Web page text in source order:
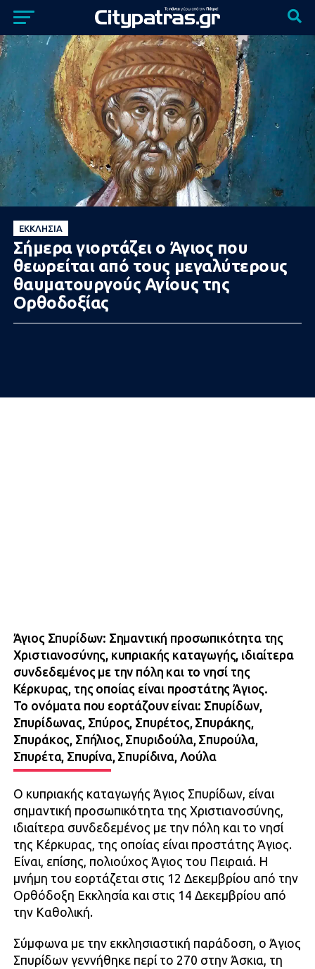
ΕΚΚΛΗΣΊΑ
Σήμερα γιορτάζει ο Άγιος που
θεωρείται από τους μεγαλύτερους
θαυματουργούς Αγίους της
Ορθοδοξίας
Άγιος Σπυρίδων: Σημαντική προσωπικότητα της
Χριστιανοσύνης, κυπριακής καταγωγής, ιδιαίτερα
συνδεδεμένος με την πόλη και το νησί της
Κέρκυρας, της οποίας είναι προστάτης Άγιος.
To ονόματα που εορτάζουν είναι: Σπυρίδων,
Σπυρίδωνας, Σπύρος, Σπυρέτος, Σπυράκης,
Σπυράκος, Σπήλιος, Σπυριδούλα, Σπυρούλα,
Σπυρέτα, Σπυρίνα, Σπυρίδινα, Λούλα
Ο κυπριακής καταγωγής Άγιος Σπυρίδων, είναι
σημαντική προσωπικότητα της Χριστιανοσύνης,
ιδιαίτερα συνδεδεμένος με την πόλη και το νησί
της Κέρκυρας, της οποίας είναι προστάτης Άγιος.
Είναι, επίσης, πολιούχος Άγιος του Πειραιά. Η
μνήμη του εορτάζεται στις 12 Δεκεμβρίου από την
Ορθόδοξη Εκκλησία και στις 14 Δεκεμβρίου από
την Καθολική.
Σύμφωνα με την εκκλησιαστική παράδοση, ο Άγιος
Σπυρίδων γεννήθηκε περί το 270 στην Άσκια, τη